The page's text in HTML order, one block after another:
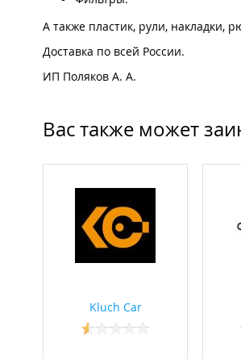
А также пластик, рули, накладки,
Доставка по всей России.
ИП Поляков А. А.
Вас также может
Kluch Car